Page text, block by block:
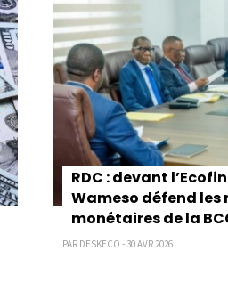
RDC : devant
Wameso défend les
monétaires de la
PAR DESKECO - 30 AVR 2026